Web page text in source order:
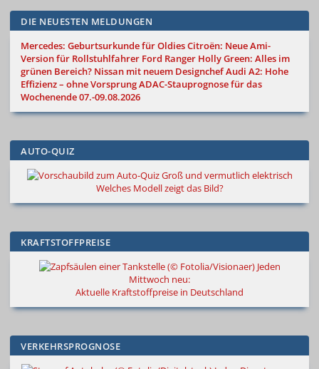
DIE NEUESTEN MELDUNGEN
Mercedes: Geburtsurkunde für OldiesCitroën: Neue Ami-
Version für Rollstuhlfahrer Ford Ranger Holly Green: Alles im
grünen Bereich? Nissan mit neuem DesignchefAudi A2: Hohe
Effizienz – ohne VorsprungADAC-Stauprognose für das
Wochenende 07.-09.08.2026
AUTO-QUIZ
Groß und vermutlich elektrisch
Welches Modell zeigt das Bild?
KRAFTSTOFFPREISE
Jeden
Mittwoch neu:
Aktuelle Kraftstoffpreise in Deutschland
VERKEHRSPROGNOSE